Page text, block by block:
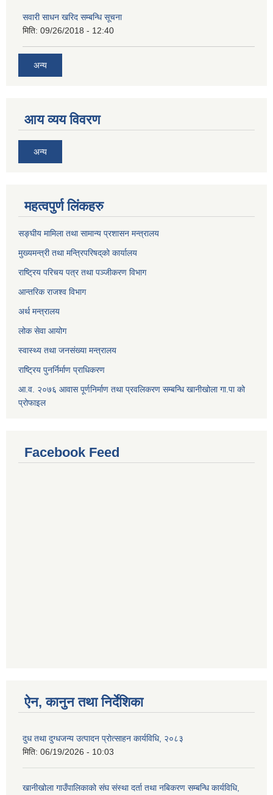
सवारी साधन खरिद सम्बन्धि सूचना
मिति: 09/26/2018 - 12:40
अन्य
आय व्यय विवरण
अन्य
महत्वपुर्ण लिंकहरु
सङ्घीय मामिला तथा सामान्य प्रशासन मन्त्रालय
मुख्यमन्त्री तथा मन्त्रिपरिषद्‌को कार्यालय
राष्ट्रिय परिचय पत्र तथा पञ्जीकरण विभाग
आन्तरिक राजश्व विभाग
अर्थ मन्त्रालय
लोक सेवा आयोग
स्वास्थ्य तथा जनसंख्या मन्त्रालय
राष्ट्रिय पुनर्निर्माण प्राधिकरण
आ.व. २०७६ आवास पूर्णनिर्माण तथा प्रवलिकरण सम्बन्धि खानीखोला गा.पा को
प्रोफाइल
Facebook Feed
ऐन, कानुन तथा निर्देशिका
दुध तथा दुग्धजन्य उत्पादन प्रोत्साहन कार्यविधि, २०८३
मिति: 06/19/2026 - 10:03
खानीखोला गाउँपालिकाको संघ संस्था दर्ता तथा नबिकरण सम्बन्धि कार्यविधि,